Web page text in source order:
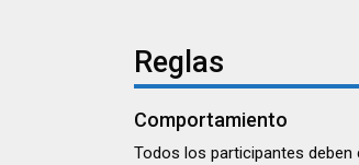
Reglas
Comportamiento
Todos los participantes